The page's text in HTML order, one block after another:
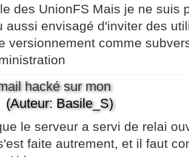
des UnionFS Mais je ne suis
aussi envisagé d'inviter des
versionnement comme
hacké sur mon
Basile_S)
le serveur a servi de relai
faite autrement, et il faut